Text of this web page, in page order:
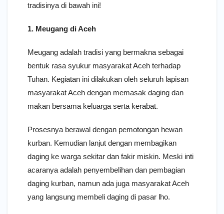
tradisinya di bawah ini!
1. Meugang di Aceh
Meugang adalah tradisi yang bermakna sebagai
bentuk rasa syukur masyarakat Aceh terhadap
Tuhan. Kegiatan ini dilakukan oleh seluruh lapisan
masyarakat Aceh dengan memasak daging dan
makan bersama keluarga serta kerabat.
Prosesnya berawal dengan pemotongan hewan
kurban. Kemudian lanjut dengan membagikan
daging ke warga sekitar dan fakir miskin. Meski inti
acaranya adalah penyembelihan dan pembagian
daging kurban, namun ada juga masyarakat Aceh
yang langsung membeli daging di pasar lho.